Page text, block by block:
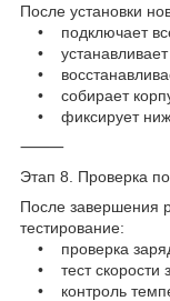
После установки
• подключает
• устанавливает
•
• собирает
• фиксирует
⸻
Этап 8. Проверка
После завершения
тестирование:
• проверка
• тест скорости
• контроль